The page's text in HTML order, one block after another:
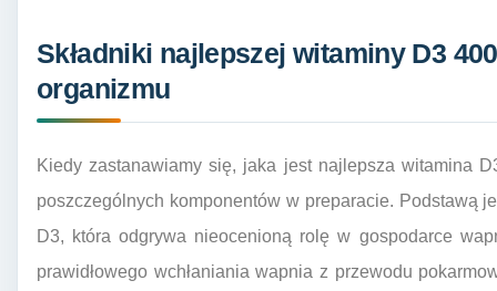
Składniki najlepszej witaminy D3
organizmu
Kiedy zastanawiamy się, jaka jest najlepsza witamina
poszczególnych komponentów w preparacie. Podstawą
D3, która odgrywa nieocenioną rolę w gospodarce
prawidłowego wchłaniania wapnia z przewodu